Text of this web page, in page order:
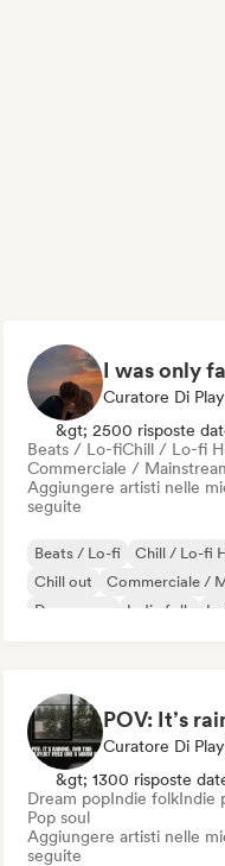
I was only
Curatore Di
&gt; 2500 risposte
Beats / Lo-fiChill / Lo-fi
Commerciale /
Aggiungere artisti nelle
seguite
Beats / Lo-fi
Chill / Lo-fi
Chill out
Commerciale /
Dream pop
Indie folk
Curatore Di
&gt; 1300 risposte
Dream popIndie folkIndie
Pop soul
Aggiungere artisti nelle
seguite